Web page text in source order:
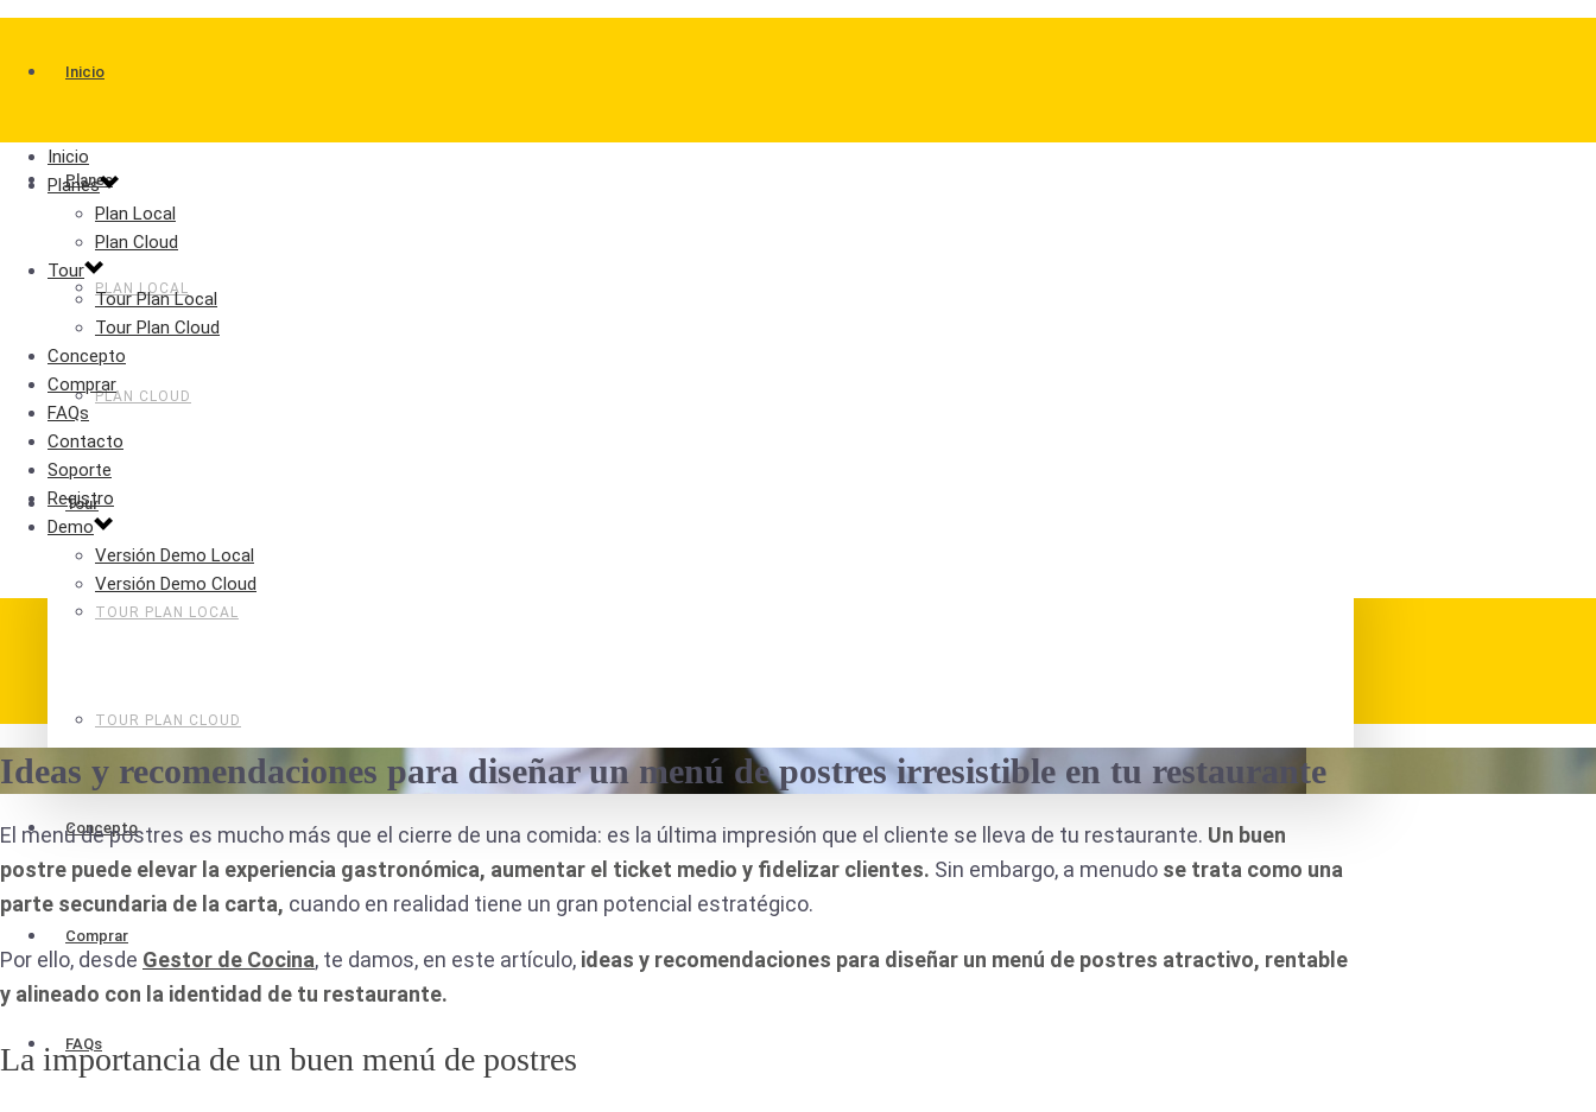
Inicio
Planes
PLAN LOCAL
PLAN CLOUD
Tour
TOUR PLAN LOCAL
TOUR PLAN CLOUD
Concepto
Comprar
FAQs
Inicio
Planes
Plan Local
Plan Cloud
Tour
Tour Plan Local
Tour Plan Cloud
Concepto
Comprar
FAQs
Contacto
Soporte
Registro
Demo
Versión Demo Local
Versión Demo Cloud
Ideas y recomendaciones para diseñar un menú de postres irresistible en tu restaurante
El menú de postres es mucho más que el cierre de una comida: es la última impresión que el cliente se lleva de tu restaurante. Un buen
postre puede elevar la experiencia gastronómica, aumentar el ticket medio y fidelizar clientes. Sin embargo, a menudo se trata como una
parte secundaria de la carta, cuando en realidad tiene un gran potencial estratégico.
Por ello, desde Gestor de Cocina, te damos, en este artículo, ideas y recomendaciones para diseñar un menú de postres atractivo, rentable
y alineado con la identidad de tu restaurante.
La importancia de un buen menú de postres